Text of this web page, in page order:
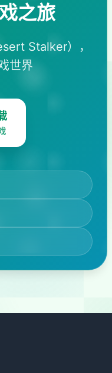
之旅
Stalker），
世界